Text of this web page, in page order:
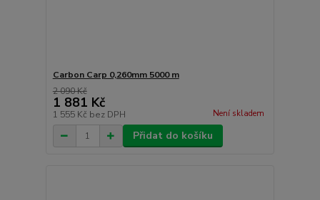
Carbon Carp 0,260mm 5000 m
2 090 Kč
1 881 Kč
1 555 Kč bez DPH Není skladem
Přidat do košíku